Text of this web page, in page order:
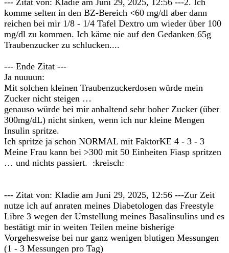
--- Zitat von: Kladie am Juni 29, 2025, 12:56 ---2. Ich
komme selten in den BZ-Bereich <60 mg/dl aber dann
reichen bei mir 1/8 - 1/4 Tafel Dextro um wieder über 100
mg/dl zu kommen. Ich käme nie auf den Gedanken 65g
Traubenzucker zu schlucken....
--- Ende Zitat ---
Ja nuuuun:
Mit solchen kleinen Traubenzuckerdosen würde mein
Zucker nicht steigen …
genauso würde bei mir anhaltend sehr hoher Zucker (über
300mg/dL) nicht sinken, wenn ich nur kleine Mengen
Insulin spritze.
Ich spritze ja schon NORMAL mit FaktorKE 4 - 3 - 3
Meine Frau kann bei >300 mit 50 Einheiten Fiasp spritzen
… und nichts passiert. :kreisch:
--- Zitat von: Kladie am Juni 29, 2025, 12:56 ---Zur Zeit
nutze ich auf anraten meines Diabetologen das Freestyle
Libre 3 wegen der Umstellung meines Basalinsulins und es
bestätigt mir in weiten Teilen meine bisherige
Vorgehesweise bei nur ganz wenigen blutigen Messungen
(1 - 3 Messungen pro Tag)